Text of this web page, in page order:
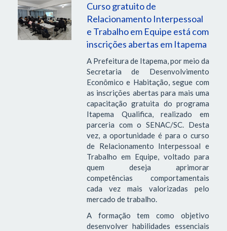
Curso gratuito de
Relacionamento Interpessoal
e Trabalho em Equipe está com
inscrições abertas em Itapema
A Prefeitura de Itapema, por meio da
Secretaria de Desenvolvimento
Econômico e Habitação, segue com
as inscrições abertas para mais uma
capacitação gratuita do programa
Itapema Qualifica, realizado em
parceria com o SENAC/SC. Desta
vez, a oportunidade é para o curso
de Relacionamento Interpessoal e
Trabalho em Equipe, voltado para
quem deseja aprimorar
competências comportamentais
cada vez mais valorizadas pelo
mercado de trabalho.
A formação tem como objetivo
desenvolver habilidades essenciais